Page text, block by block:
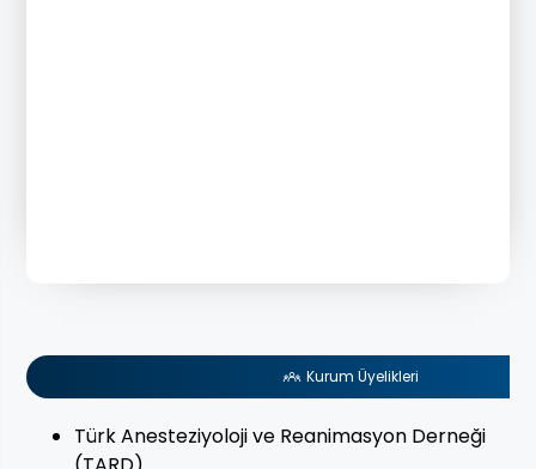
Kurum Üyelikleri
Türk Anesteziyoloji ve Reanimasyon Derneği